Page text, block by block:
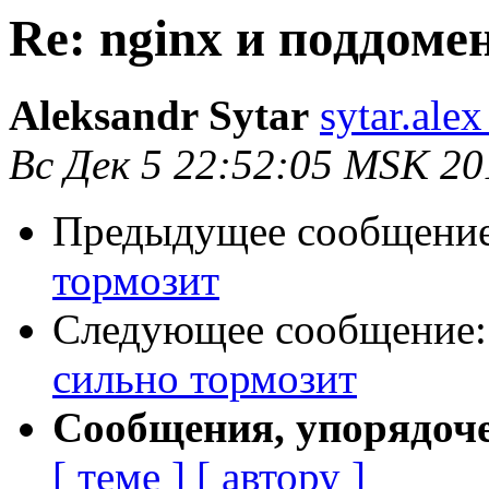
Re: nginx и
Aleksandr Sytar
Вс Дек 5 22:52:05 MSK
Предыдущее
тормозит
Следующее
сильно тормозит
Сообщения,
[ теме ] [ автору ]